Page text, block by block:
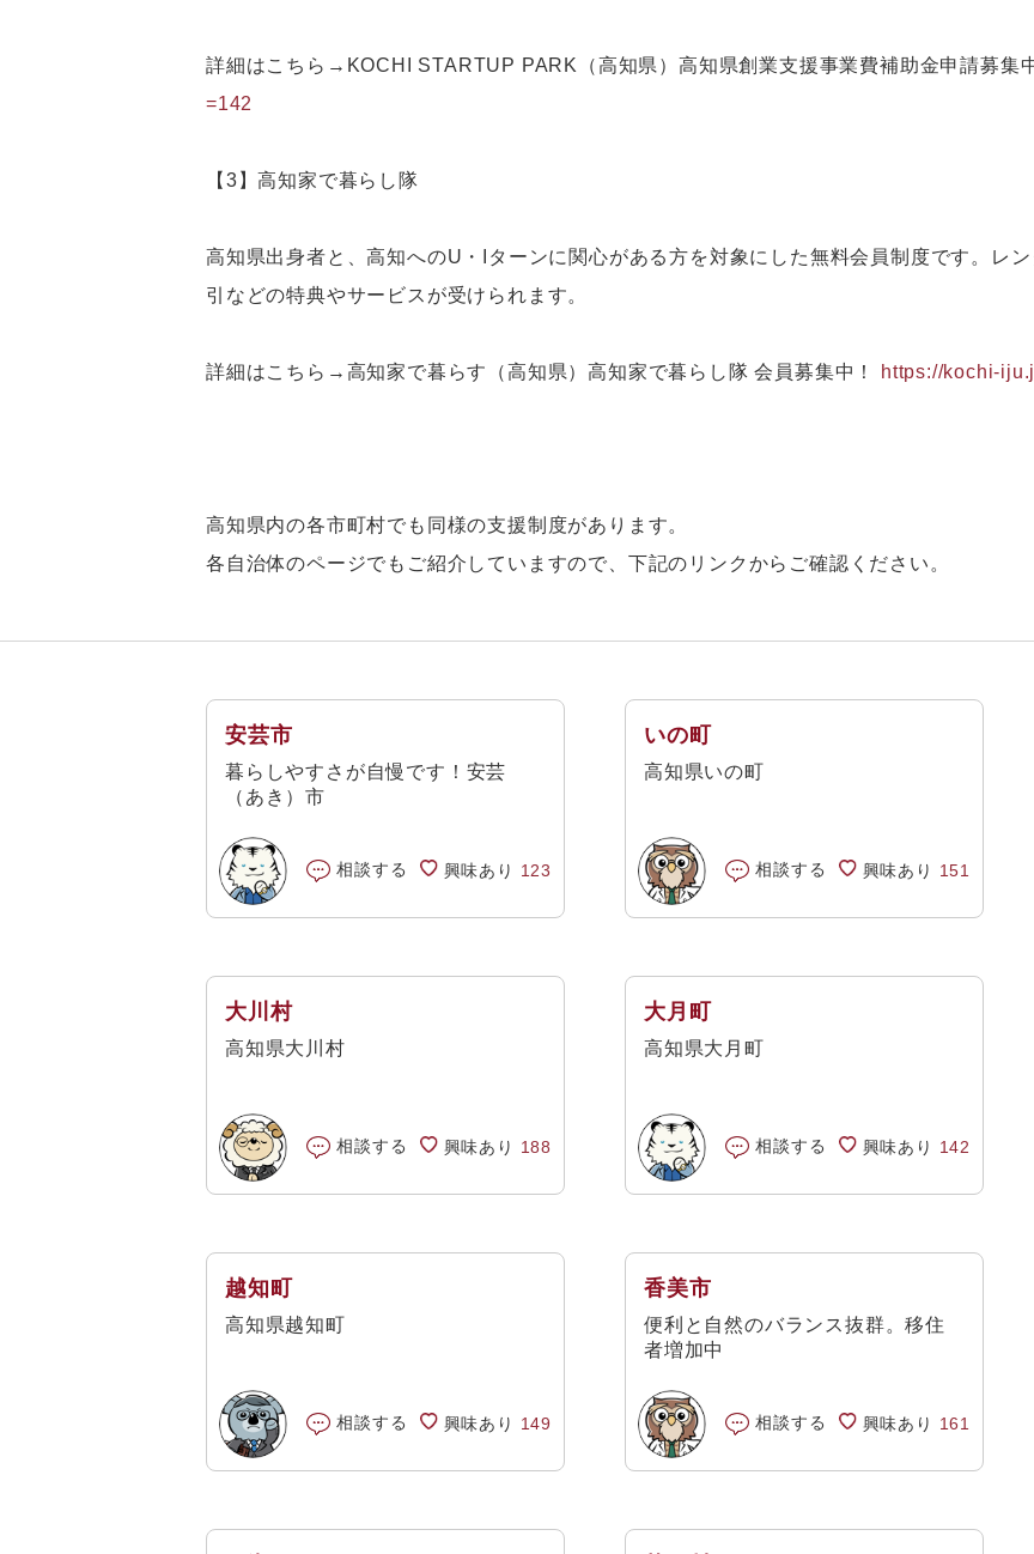
詳細はこちら→KOCHI STARTUP PARK（高知県）高知県創業支援事業費補助金申請募集
=142
【3】高知家で暮らし隊
高知県出身者と、高知へのU・Iターンに関心がある方を対象にした無料会員制度です。レ
引などの特典やサービスが受けられます。
詳細はこちら→高知家で暮らす（高知県）高知家で暮らし隊 会員募集中！ https://kochi-
高知県内の各市町村でも同様の支援制度があります。
各自治体のページでもご紹介していますので、下記のリンクからご確認ください。
安芸市
暮らしやすさが自慢です！安芸
（あき）市
相談する 興味あり 123
いの町
高知県いの町
相談する 興味あり 151
大川村
高知県大川村
相談する 興味あり 188
大月町
高知県大月町
相談する 興味あり 142
越知町
高知県越知町
相談する 興味あり 149
香美市
便利と自然のバランス抜群。移住
者増加中
相談する 興味あり 161